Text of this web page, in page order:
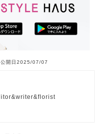
開日2025/07/07